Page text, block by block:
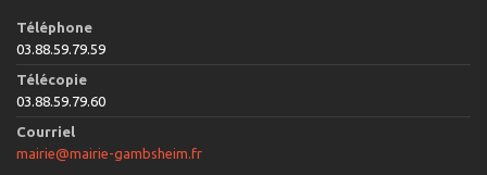
Téléphone
03.88.59.79.59
Télécopie
03.88.59.79.60
Courriel
mairie@mairie-gambsheim.fr